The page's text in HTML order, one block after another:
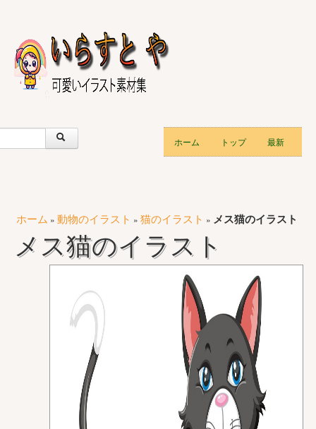
ホーム トップ 最新
ホーム » 動物のイラスト » 猫のイラスト » メス猫のイラスト
メス猫のイラスト